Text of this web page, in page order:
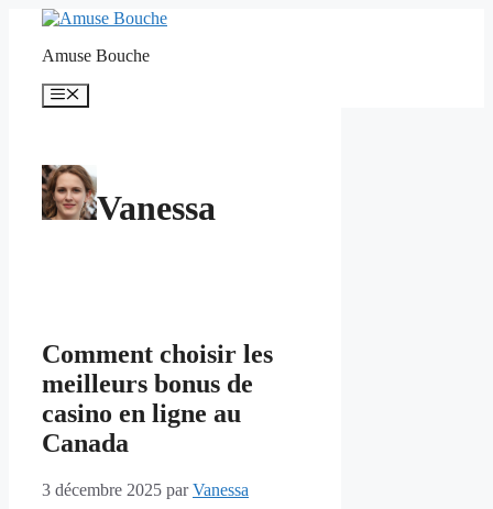
contenuAmuse Bouche
Menu
Vanessa
Comment choisir les
meilleurs bonus de
casino en ligne au
Canada
3 décembre 2025 parVanessa